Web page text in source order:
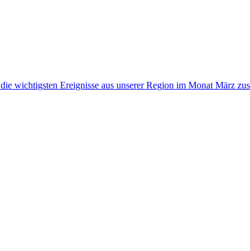
wichtigsten Ereignisse aus unserer Region im Monat März